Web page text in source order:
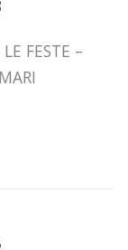
FESTE –